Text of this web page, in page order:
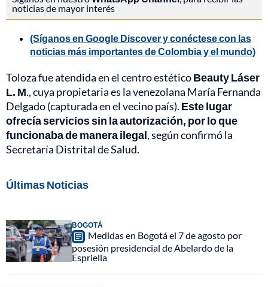
noticias de mayor interés
(Síganos en Google Discover y conéctese con las
noticias más importantes de Colombia y el mundo)
Toloza fue atendida en el centro estéticoBeauty Láser
L. M., cuya propietaria es la venezolana María Fernanda
Delgado (capturada en el vecino país). Este lugar
ofrecía servicios sin la autorización, por lo que
funcionaba de manera ilegal, según confirmó la
Secretaría Distrital de Salud.
Últimas Noticias
BOGOTÁ
Medidas en Bogotá el 7 de agosto por
posesión presidencial de Abelardo de la
Espriella